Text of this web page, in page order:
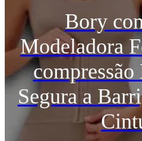
Bory
Modeladora
Segura a